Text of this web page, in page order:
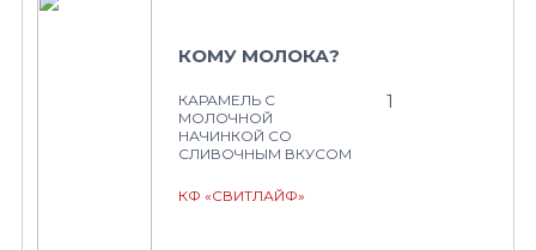
КОМУ МОЛОКА?
КАРАМЕЛЬ С
МОЛОЧНОЙ
НАЧИНКОЙ СО
СЛИВОЧНЫМ ВКУСОМ
КФ «СВИТЛАЙФ»
1